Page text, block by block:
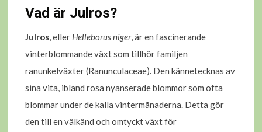
Vad är Julros?
Julros, eller Helleborus niger, är en fascinerande
vinterblommande växt som tillhör familjen
ranunkelväxter (Ranunculaceae). Den kännetecknas av
sina vita, ibland rosa nyanserade blommor som ofta
blommar under de kalla vintermånaderna. Detta gör
den till en välkänd och omtyckt växt för